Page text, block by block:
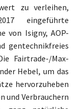
zu verleihen,
eingeführte
von Isigny, AOP-
gentechnikfreies
Fairtrade-/Max-
Hebel, um das
hervorzuheben
und Verbrauchern